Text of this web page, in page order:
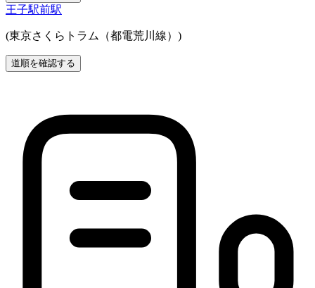
王子駅前駅
(東京さくらトラム（都電荒川線）)
道順を確認する